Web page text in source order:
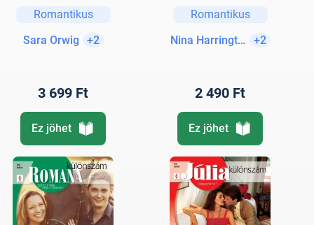
Éjfélkor a Times
találkozás
Romantikus
Sara Orwig
+2
3 699 Ft
Ez jöhet
Országút vándora
Romantikus
Nina Harrington
+2
2 490 Ft
Ez jöhet